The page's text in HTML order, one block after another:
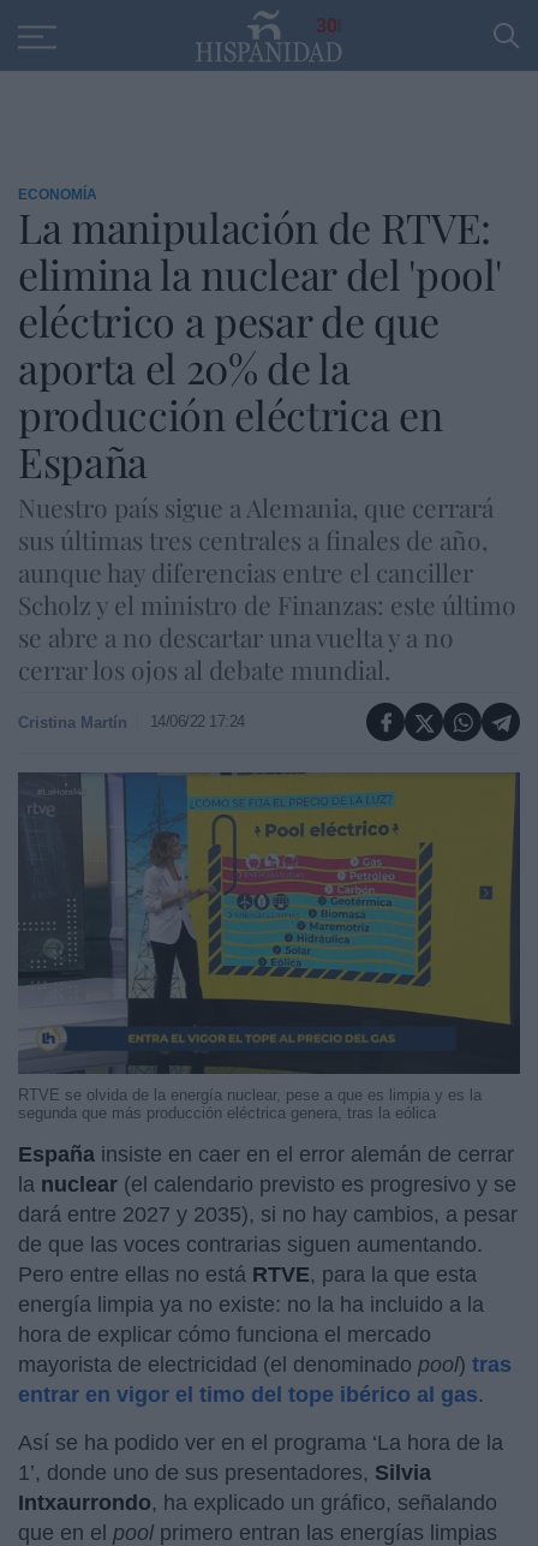
30
ECONOMÍA
La manipulación de RTVE:
elimina la nuclear del 'pool'
eléctrico a pesar de que
aporta el 20% de la
producción eléctrica en
España
Nuestro país sigue a Alemania, que cerrará
sus últimas tres centrales a finales de año,
aunque hay diferencias entre el canciller
Scholz y el ministro de Finanzas: este último
se abre a no descartar una vuelta y a no
cerrar los ojos al debate mundial.
Cristina Martín 14/06/22 17:24
RTVE se olvida de la energía nuclear, pese a que es limpia y es la
segunda que más producción eléctrica genera, tras la eólica
España insiste en caer en el error alemán de cerrar
la nuclear (el calendario previsto es progresivo y se
dará entre 2027 y 2035), si no hay cambios, a pesar
de que las voces contrarias siguen aumentando.
Pero entre ellas no está RTVE, para la que esta
energía limpia ya no existe: no la ha incluido a la
hora de explicar cómo funciona el mercado
mayorista de electricidad (el denominado pool) tras
entrar en vigor el timo del tope ibérico al gas.
Así se ha podido ver en el programa ‘La hora de la
1’, donde uno de sus presentadores, Silvia
Intxaurrondo, ha explicado un gráfico, señalando
que en el pool primero entran las energías limpias